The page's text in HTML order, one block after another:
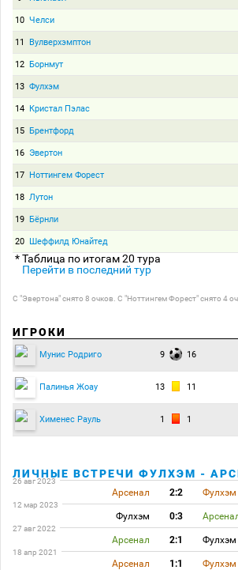
10 Челси
11 Вулверхэмптон
12 Борнмут
13 Фулхэм
14 Кристал Пэлас
15 Брентфорд
16 Эвертон
17 Ноттингем Форест
18 Лутон
19 Бёрнли
20 Шеффилд Юнайтед
* Таблица по итогам 20 тура
Перейти в последний тур
С "Эвертона" снято 8 очков. С "Ноттингем Форест" снято 4
ИГРОКИ
Мунис Родриго 9 16
Палинья Жоау 13 11
Хименес Рауль 1 1
ЛИЧНЫЕ ВСТРЕЧИ ФУЛХЭМ -
26 авг 2023
Арсенал 2:2 Фулхэм
12 мар 2023
Фулхэм 0:3
27 авг 2022
Арсенал 2:1 Фулхэм
18 апр 2021
Арсенал 1:1 Фулхэм